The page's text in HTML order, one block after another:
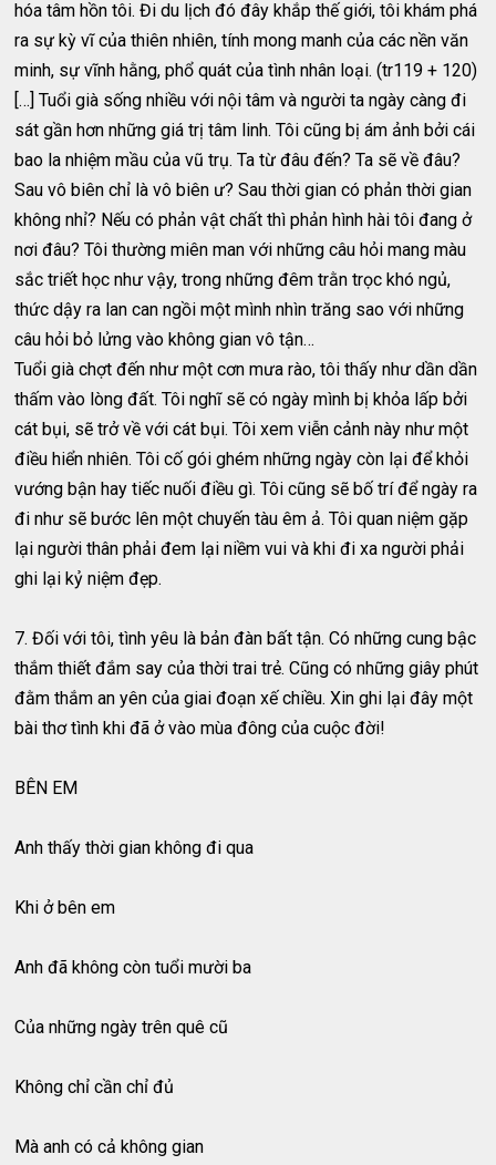
hóa tâm hồn tôi. Đi du lịch đó đây khắp thế giới, tôi khám phá
ra sự kỳ vĩ của thiên nhiên, tính mong manh của các nền văn
minh, sự vĩnh hằng, phổ quát của tình nhân loại. (tr119 + 120)
[…] Tuổi già sống nhiều với nội tâm và người ta ngày càng đi
sát gần hơn những giá trị tâm linh. Tôi cũng bị ám ảnh bởi cái
bao la nhiệm mầu của vũ trụ. Ta từ đâu đến? Ta sẽ về đâu?
Sau vô biên chỉ là vô biên ư? Sau thời gian có phản thời gian
không nhỉ? Nếu có phản vật chất thì phản hình hài tôi đang ở
nơi đâu? Tôi thường miên man với những câu hỏi mang màu
sắc triết học như vậy, trong những đêm trằn trọc khó ngủ,
thức dậy ra lan can ngồi một mình nhìn trăng sao với những
câu hỏi bỏ lửng vào không gian vô tận…
Tuổi già chợt đến như một cơn mưa rào, tôi thấy như dần dần
thấm vào lòng đất. Tôi nghĩ sẽ có ngày mình bị khỏa lấp bởi
cát bụi, sẽ trở về với cát bụi. Tôi xem viễn cảnh này như một
điều hiển nhiên. Tôi cố gói ghém những ngày còn lại để khỏi
vướng bận hay tiếc nuối điều gì. Tôi cũng sẽ bố trí để ngày ra
đi như sẽ bước lên một chuyến tàu êm ả. Tôi quan niệm gặp
lại người thân phải đem lại niềm vui và khi đi xa người phải
ghi lại kỷ niệm đẹp.
7. Đối với tôi, tình yêu là bản đàn bất tận. Có những cung bậc
thắm thiết đắm say của thời trai trẻ. Cũng có những giây phút
đằm thắm an yên của giai đoạn xế chiều. Xin ghi lại đây một
bài thơ tình khi đã ở vào mùa đông của cuộc đời!
BÊN EM
Anh thấy thời gian không đi qua
Khi ở bên em
Anh đã không còn tuổi mười ba
Của những ngày trên quê cũ
Không chỉ cần chỉ đủ
Mà anh có cả không gian